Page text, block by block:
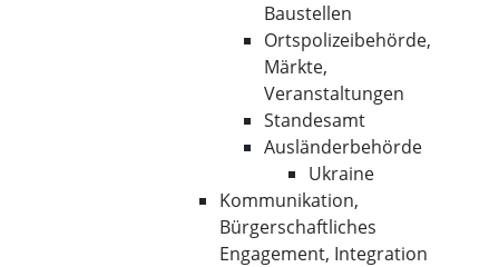
Baustellen
Ortspolizeibehörde,
Märkte,
Veranstaltungen
Standesamt
Ausländerbehörde
Ukraine
Kommunikation,
Bürgerschaftliches
Engagement, Integration